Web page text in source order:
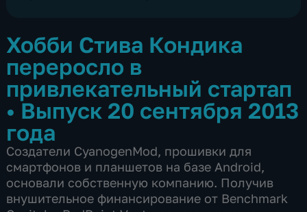
Хобби Стива Кондика
переросло в
привлекательный стартап
•Выпуск 20 сентября 2013
года
Создатели CyanogenMod, прошивки для
смартфонов и планшетов на базе Android,
основали собственную компанию. Получив
внушительное финансирование от Benchmark